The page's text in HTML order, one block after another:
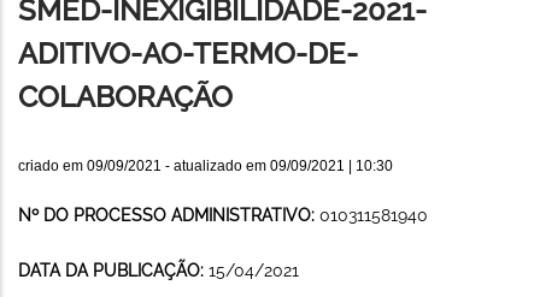
navegação
SMED-INEXIGIBILIDADE-2021-
ADITIVO-AO-TERMO-DE-
COLABORAÇÃO
criado em 09/09/2021 - atualizado em 09/09/2021 | 10:30
Nº DO PROCESSO ADMINISTRATIVO: 010311581940
DATA DA PUBLICAÇÃO: 15/04/2021